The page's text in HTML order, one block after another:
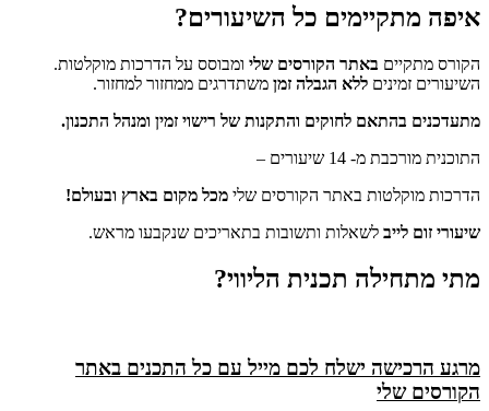
איפה מתקיימים כל השיעורים?
הקורס מתקיים באתר הקורסים שלי ומבוסס על הדרכות מוקלטות.
השיעורים זמינים ללא הגבלה זמן משתדרגים ממחזור למחזור.
מתעדכנים בהתאם לחוקים והתקנות של רישוי זמין ומנהל התכנון.
התוכנית מורכבת מ- 14 שיעורים –
הדרכות מוקלטות באתר הקורסים שלי מכל מקום בארץ ובעולם!
שיעורי זום לייב לשאלות ותשובות בתאריכים שנקבעו מראש.
מתי מתחילה תכנית הליווי?
מרגע הרכישה ישלח לכם מייל עם כל התכנים באתר
הקורסים שלי